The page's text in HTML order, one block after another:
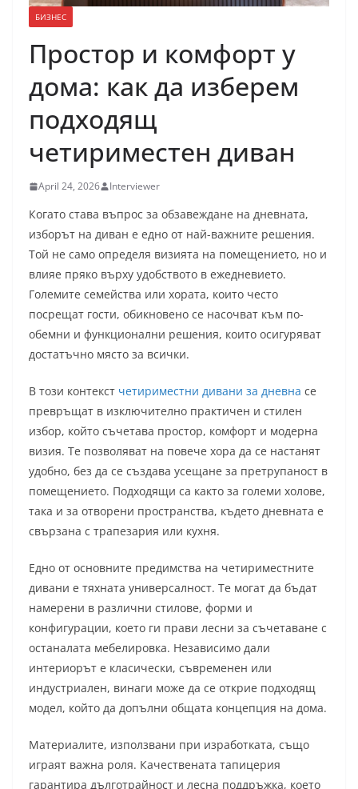
БИЗНЕС
Простор и комфорт у
дома: как да изберем
подходящ
четириместен диван
April 24, 2026 Interviewer
Когато става въпрос за обзавеждане на дневната,
изборът на диван е едно от най-важните решения.
Той не само определя визията на помещението, но и
влияе пряко върху удобството в ежедневието.
Големите семейства или хората, които често
посрещат гости, обикновено се насочват към по-
обемни и функционални решения, които осигуряват
достатъчно място за всички.
В този контекст четириместни дивани за дневна се
превръщат в изключително практичен и стилен
избор, който съчетава простор, комфорт и модерна
визия. Те позволяват на повече хора да се настанят
удобно, без да се създава усещане за претрупаност в
помещението. Подходящи са както за големи холове,
така и за отворени пространства, където дневната е
свързана с трапезария или кухня.
Едно от основните предимства на четириместните
дивани е тяхната универсалност. Те могат да бъдат
намерени в различни стилове, форми и
конфигурации, което ги прави лесни за съчетаване с
останалата мебелировка. Независимо дали
интериорът е класически, съвременен или
индустриален, винаги може да се открие подходящ
модел, който да допълни общата концепция на дома.
Материалите, използвани при изработката, също
играят важна роля. Качествената тапицерия
гарантира дълготрайност и лесна поддръжка, което